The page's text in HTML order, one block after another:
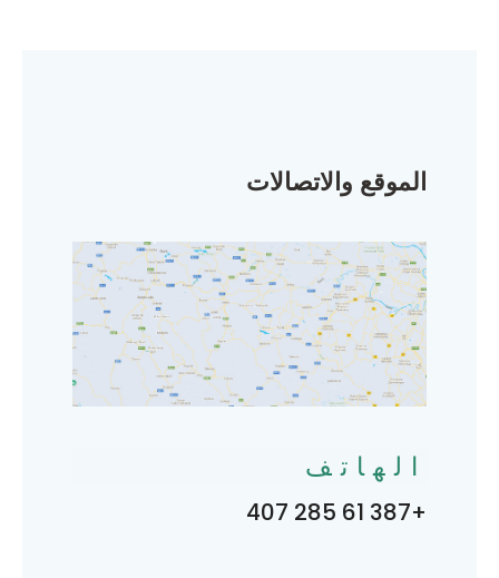
الموقع والاتصالات
الهاتف
+387 61 285 407